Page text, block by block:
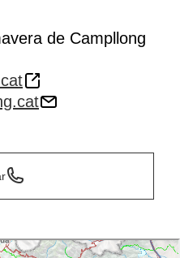
de Campllong